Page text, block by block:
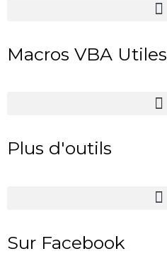
Macros VBA Utiles
Plus d'outils
Sur Facebook